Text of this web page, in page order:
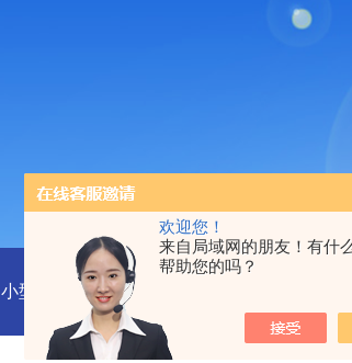
欢迎您！
来自局域网的朋友！有什
帮助您的吗？
小型沼气全液化装置